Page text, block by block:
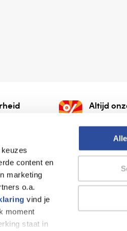
content en
marketing
o.a.
vind je
moment
staat in
Altijd
Thuiswinkel waarborg